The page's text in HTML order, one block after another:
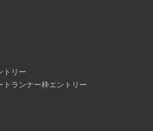
トリー
ランナー枠エントリー